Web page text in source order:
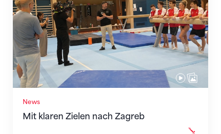
News
Mit klaren Zielen nach Zagreb